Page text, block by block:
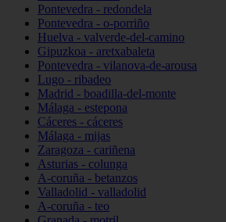
Pontevedra - redondela
Pontevedra - o-porriño
Huelva - valverde-del-camino
Gipuzkoa - aretxabaleta
Pontevedra - vilanova-de-arousa
Lugo - ribadeo
Madrid - boadilla-del-monte
Málaga - estepona
Cáceres - cáceres
Málaga - mijas
Zaragoza - cariñena
Asturias - colunga
A-coruña - betanzos
Valladolid - valladolid
A-coruña - teo